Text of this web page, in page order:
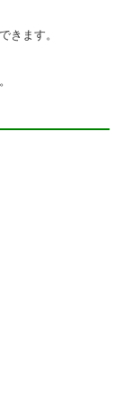
きます。